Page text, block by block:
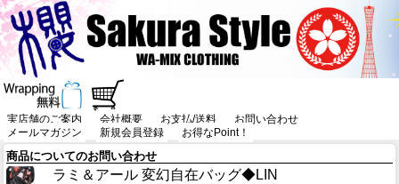
実店舗のご案内 会社概要 お支払/送料
お問い合わせ
メールマガジン
新規会員登録 お得なPoint！
商品についてのお問い合わせ
ラミ＆アール 変幻自在バッグ◆LIN